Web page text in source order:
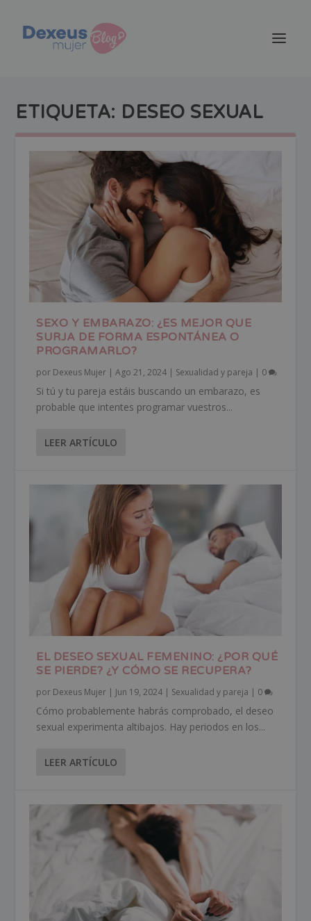
ETIQUETA: DESEO SEXUAL
SEXO Y EMBARAZO: ¿ES MEJOR QUE
SURJA DE FORMA ESPONTÁNEA O
PROGRAMARLO?
por Dexeus Mujer |Ago 21, 2024 | Sexualidad y pareja | 0
Si tú y tu pareja estáis buscando un embarazo, es
probable que intentes programar vuestros...
LEER ARTÍCULO
EL DESEO SEXUAL FEMENINO: ¿POR QUÉ
SE PIERDE? ¿Y CÓMO SE RECUPERA?
por Dexeus Mujer | Jun 19, 2024 | Sexualidad y pareja | 0
Cómo probablemente habrás comprobado, el deseo
sexual experimenta altibajos. Hay periodos en los...
LEER ARTÍCULO